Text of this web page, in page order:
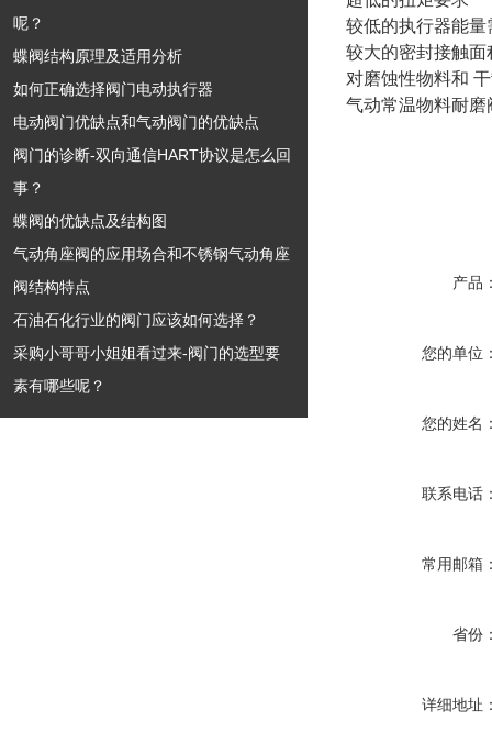
呢？
蝶阀结构原理及适用分析
如何正确选择阀门电动执行器
电动阀门优缺点和气动阀门的优缺点
阀门的诊断-双向通信HART协议是怎么回
事？
蝶阀的优缺点及结构图
气动角座阀的应用场合和不锈钢气动角座
阀结构特点
石油石化行业的阀门应该如何选择？
采购小哥哥小姐姐看过来-阀门的选型要
素有哪些呢？
较低的执行器能量
较大的密封接触面
对磨蚀性物料和
气动常温物料耐
产品
您的单位
您的姓名
联系电话
常用邮箱
省份
详细地址